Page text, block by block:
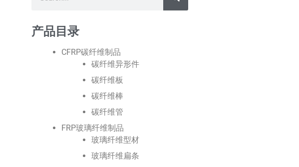
产品目录
CFRP碳纤维制品
碳纤维异形件
碳纤维板
碳纤维棒
碳纤维管
FRP玻璃纤维制品
玻璃纤维型材
玻璃纤维扁条